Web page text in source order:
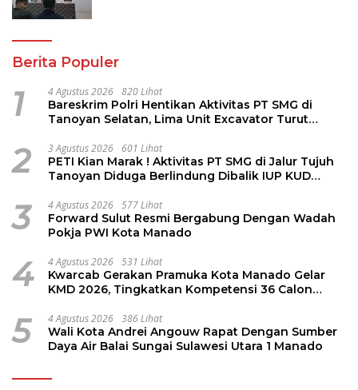
Berita Populer
1 4 Agustus 2026 820 Lihat
Bareskrim Polri Hentikan Aktivitas PT SMG di
Tanoyan Selatan, Lima Unit Excavator Turut
2 3 Agustus 2026 601 Lihat
PETI Kian Marak ! Aktivitas PT SMG di Jalur Tujuh
Tanoyan Diduga Berlindung Dibalik IUP KUD
3 4 Agustus 2026 577 Lihat
Forward Sulut Resmi Bergabung Dengan Wadah
Pokja PWI Kota Manado
4 4 Agustus 2026 531 Lihat
Kwarcab Gerakan Pramuka Kota Manado Gelar
KMD 2026, Tingkatkan Kompetensi 36 Calon
5 4 Agustus 2026 386 Lihat
Wali Kota Andrei Angouw Rapat Dengan Sumber
Daya Air Balai Sungai Sulawesi Utara 1 Manado